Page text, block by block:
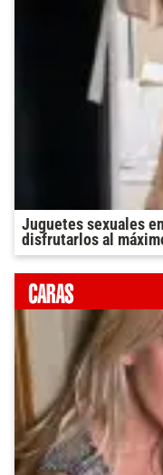
Juguetes sexuales
disfrutarlos al